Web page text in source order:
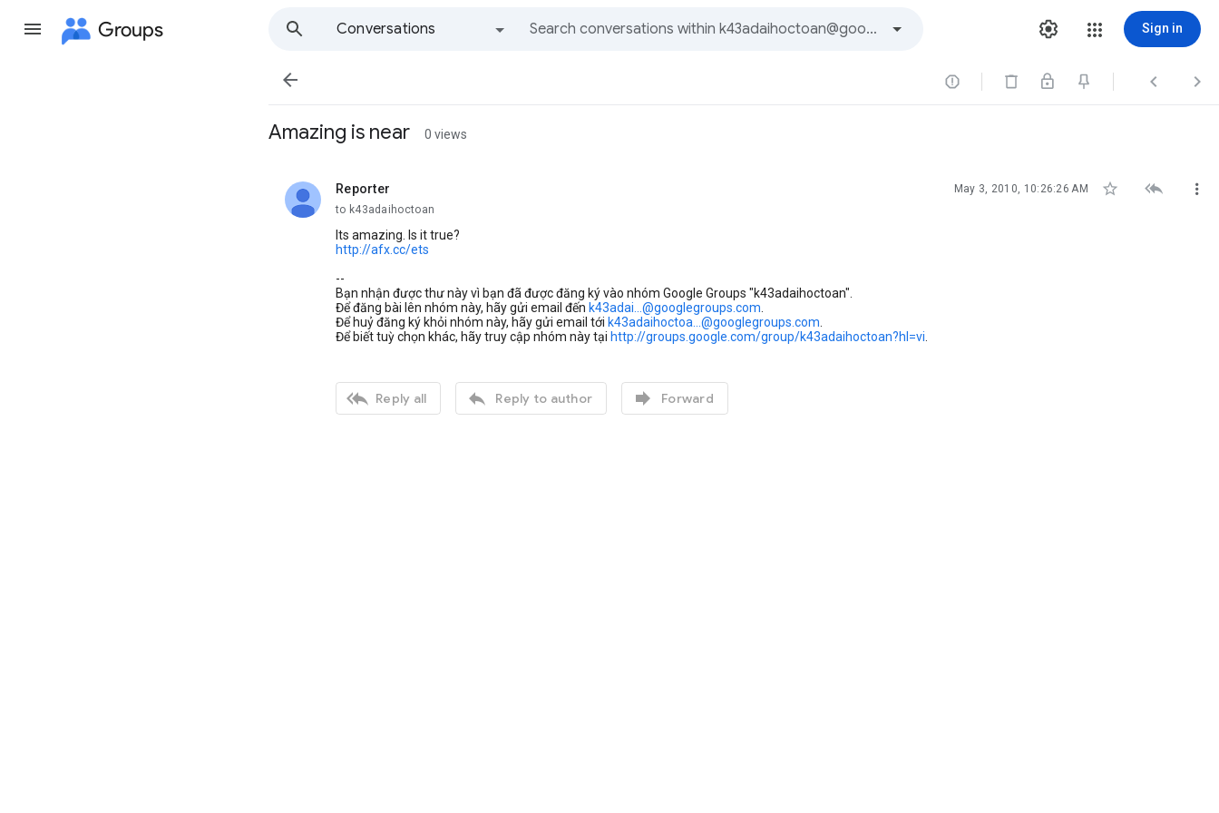
Groups
Conversations
Sign in
   
Amazing is near 0 views
Reporter
unread, May 3, 2010, 10:26:26 AM   
to k43adaihoctoan
Its amazing. Is it true?
http://afx.cc/ets
--
Bạn nhận được thư này vì bạn đã được đăng ký vào nhóm Google Groups "k43adaihoctoan".
Để đăng bài lên nhóm này, hãy gửi email đến k43adai...@googlegroups.com
Để huỷ đăng ký khỏi nhóm này, hãy gửi email tới k43adaihoctoa...@googlegroups.com
Để biết tuỳ chọn khác, hãy truy cập nhóm này tại http://groups.google.com/group/k43adaihoctoan?hl=vi
 Reply all  Reply to author  Forward